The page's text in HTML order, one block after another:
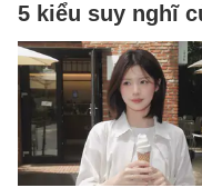
5 kiểu suy nghĩ